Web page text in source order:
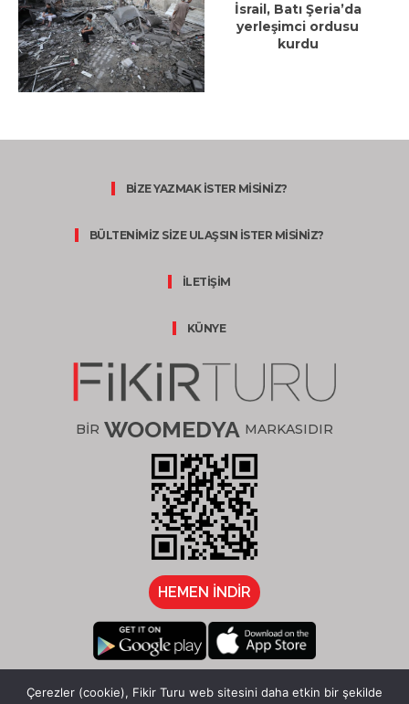
İsrail, Batı Şeria’da
yerleşimci ordusu
kurdu
BİZE YAZMAK İSTER MİSİNİZ?
BÜLTENİMİZ SİZE ULAŞSIN İSTER MİSİNİZ?
İLETİŞİM
KÜNYE
BİR WOOMEDYA MARKASIDIR
HEMEN İNDİR
Çerezler (cookie), Fikir Turu web sitesini daha etkin bir şekilde